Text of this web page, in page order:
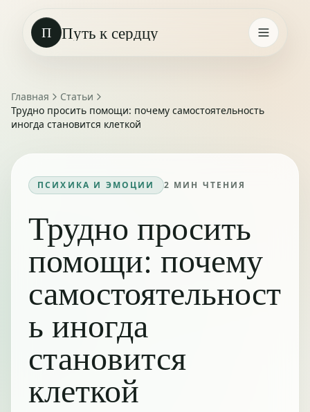
П Путь к сердцу
Главная
Статьи
Трудно просить помощи: почему самостоятельность
иногда становится клеткой
ПСИХИКА И ЭМОЦИИ 2 МИН ЧТЕНИЯ
Трудно просить
помощи: почему
самостоятельност
ь иногда
становится
клеткой